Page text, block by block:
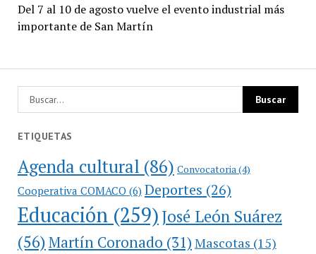
Del 7 al 10 de agosto vuelve el evento industrial más
importante de San Martín
ETIQUETAS
Agenda cultural (86) Convocatoria (4)
Cooperativa COMACO(6) Deportes (26)
Educación(259)José León Suárez
(56)Martín Coronado (31) Mascotas (15)